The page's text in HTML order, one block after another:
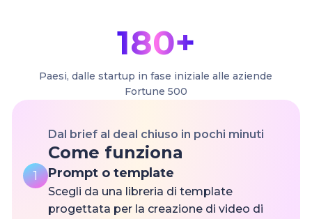
180+
Paesi, dalle startup in fase iniziale alle aziende
Fortune 500
Dal brief al deal chiuso in pochi minuti
Come funziona
1 Prompt o template
Scegli da una libreria di template
progettata per la creazione di video di